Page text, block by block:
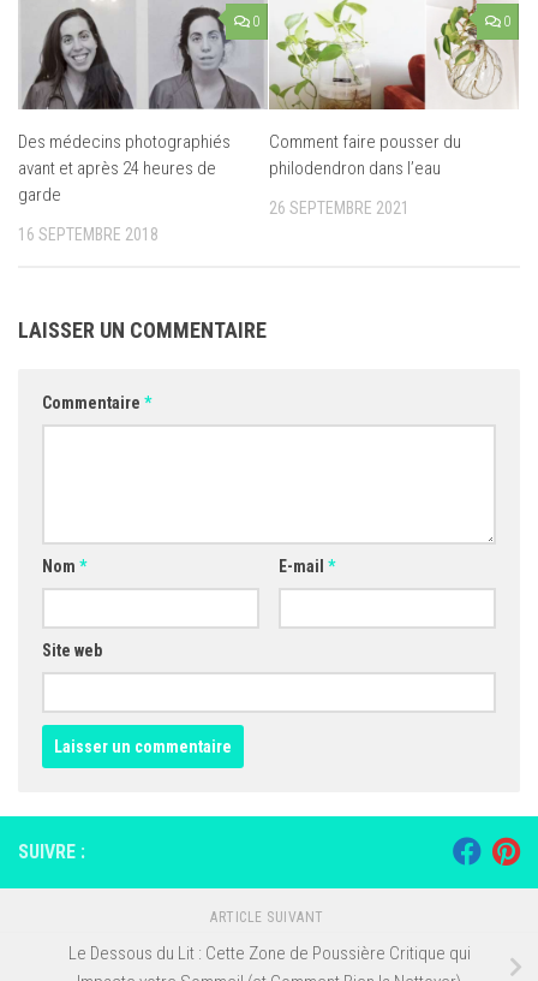
0
Des médecins photographiés
avant et après 24 heures de
garde
16 SEPTEMBRE 2018
0
Comment faire pousser du
philodendron dans l’eau
26 SEPTEMBRE 2021
LAISSER UN COMMENTAIRE
Commentaire *
Nom * E-mail *
Site web
SUIVRE :
ARTICLE SUIVANT
Le Dessous du Lit : Cette Zone de Poussière Critique qui